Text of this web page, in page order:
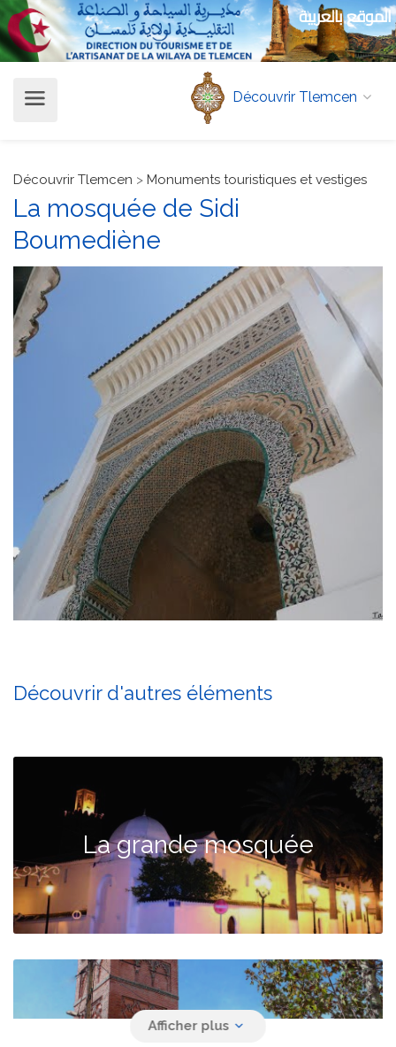
الموقع بالعربية
Découvrir Tlemcen
Découvrir Tlemcen > Monuments touristiques et vestiges
La mosquée de Sidi
Boumediène
Découvrir d'autres éléments
La grande mosquée
La mosquée Sidi Abdou El